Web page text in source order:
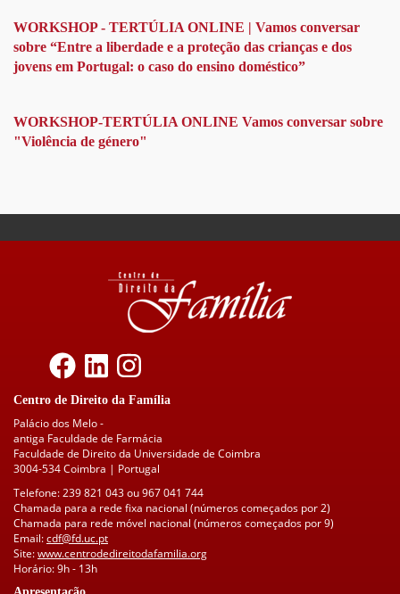
WORKSHOP - TERTÚLIA ONLINE | Vamos conversar
sobre “Entre a liberdade e a proteção das crianças e dos
jovens em Portugal: o caso do ensino doméstico”
WORKSHOP-TERTÚLIA ONLINE Vamos conversar sobre
"Violência de género"
Centro de Direito da Família
Palácio dos Melo -
antiga Faculdade de Farmácia
Faculdade de Direito da Universidade de Coimbra
3004-534 Coimbra | Portugal
Telefone: 239 821 043 ou 967 041 744
Chamada para a rede fixa nacional (números começados por 2)
Chamada para rede móvel nacional (números começados por 9)
Email:cdf@fd.uc.pt
Site:www.centrodedireitodafamilia.org
Horário: 9h - 13h